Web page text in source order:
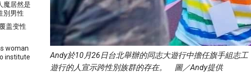
魔居然是
別男性
盖变性
woman
institute
Andy於10月26日台北舉辦的同志大遊行中擔任旗手組志
遊行的人宣示跨性別族群的存在。 圖／Andy提供